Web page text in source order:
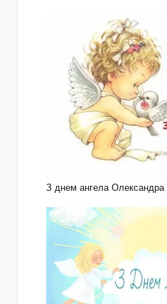
З днем ангела Олександра